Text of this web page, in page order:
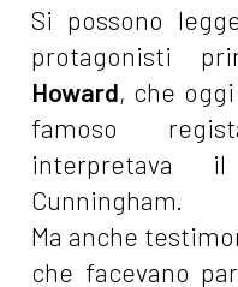
Si possono
protagonisti
Howard, che
famoso
interpretava
Cunningham.
Ma anche
che facevano